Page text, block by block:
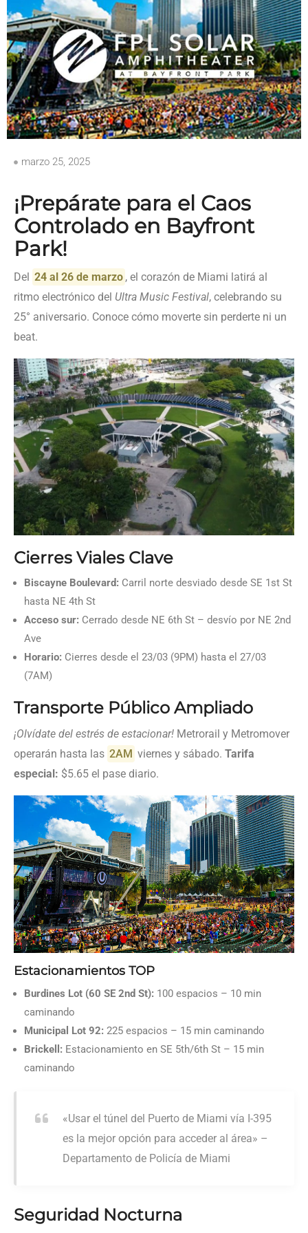
marzo 25, 2025
¡Prepárate para el Caos
Controlado en Bayfront
Park!
Del 24 al 26 de marzo , el corazón de Miami latirá al
ritmo electrónico del Ultra Music Festival, celebrando su
25° aniversario. Conoce cómo moverte sin perderte ni un
beat.
Cierres Viales Clave
Biscayne Boulevard: Carril norte desviado desde SE 1st St
hasta NE 4th St
Acceso sur: Cerrado desde NE 6th St – desvío por NE 2nd
Ave
Horario: Cierres desde el 23/03 (9PM) hasta el 27/03
(7AM)
Transporte Público Ampliado
¡Olvídate del estrés de estacionar! Metrorail y Metromover
operarán hasta las 2AM viernes y sábado.Tarifa
especial: $5.65 el pase diario.
Estacionamientos TOP
Burdines Lot (60 SE 2nd St): 100 espacios – 10 min
caminando
Municipal Lot 92: 225 espacios – 15 min caminando
Brickell: Estacionamiento en SE 5th/6th St – 15 min
caminando
«Usar el túnel del Puerto de Miami vía I-395
es la mejor opción para acceder al área» –
Departamento de Policía de Miami
Seguridad Nocturna